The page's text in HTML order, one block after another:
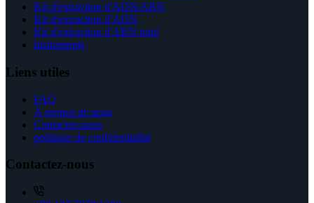
Kit d'extraction d'ADN/ARN
Kit d'extraction d'ADN
Kit d'extraction d'ARN total
Instruments
Liens utiles
FAQ
À propos de nous
Contactez-nous
politique de confidentialité
Contactez-nous